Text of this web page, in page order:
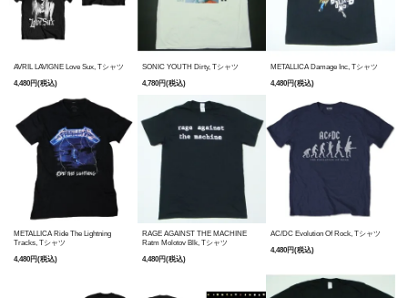
AVRIL LAVIGNE Love Sux, Tシャツ
4,480円(税込)
SONIC YOUTH Dirty, Tシャツ
4,780円(税込)
METALLICA Damage Inc, Tシャツ
4,480円(税込)
METALLICA Ride The Lightning
Tracks, Tシャツ
4,480円(税込)
RAGE AGAINST THE MACHINE
Ratm Molotov Blk, Tシャツ
4,480円(税込)
AC/DC Evolution Of Rock, Tシャツ
4,480円(税込)